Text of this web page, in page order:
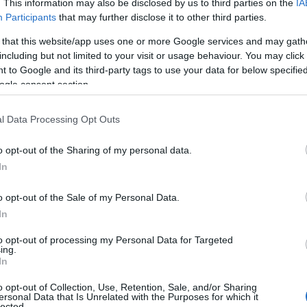
This information may also be disclosed by us to third parties on the
Participants that may further disclose it to other third parties.
that this website/app uses one or more Google services and may
but not limited to your visit or usage behaviour. You may
to Google and its third-party tags to use your data for below
consent section.
Data Processing Opt Outs
opt-out of the Sharing of my personal data.
opt-out of the Sale of my Personal Data.
opt-out of processing my Personal Data for Targeted
opt-out of Collection, Use, Retention, Sale, and/or Sharing
Data that Is Unrelated with the Purposes for which it
cu care va veti surprinde invitatii sa fie
ati fi si mai multumiti daca acestea ar fi si
organizarilor de nunti s-a dezvoltat
de marturii deosebite si practice sunt
In cazul
de bijuterii, care sa le incante pe
ideale pentru ambii parteneri.